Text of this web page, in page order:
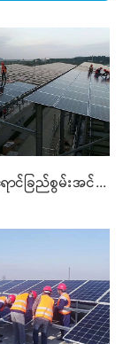
သံမဏိနေရောင်ခြည်စွမ်းအင်သုံး MOUNTING စနစ်